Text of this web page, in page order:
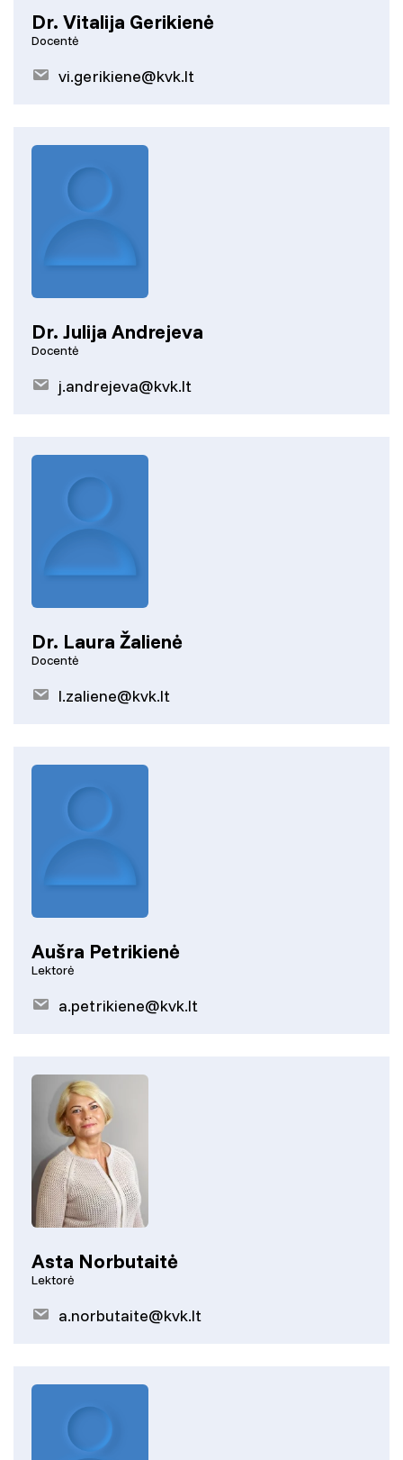
Dr. Vitalija Gerikienė
Docentė
vi.gerikiene@kvk.lt
Dr. Julija Andrejeva
Docentė
j.andrejeva@kvk.lt
Dr. Laura Žalienė
Docentė
l.zaliene@kvk.lt
Aušra Petrikienė
Lektorė
a.petrikiene@kvk.lt
Asta Norbutaitė
Lektorė
a.norbutaite@kvk.lt